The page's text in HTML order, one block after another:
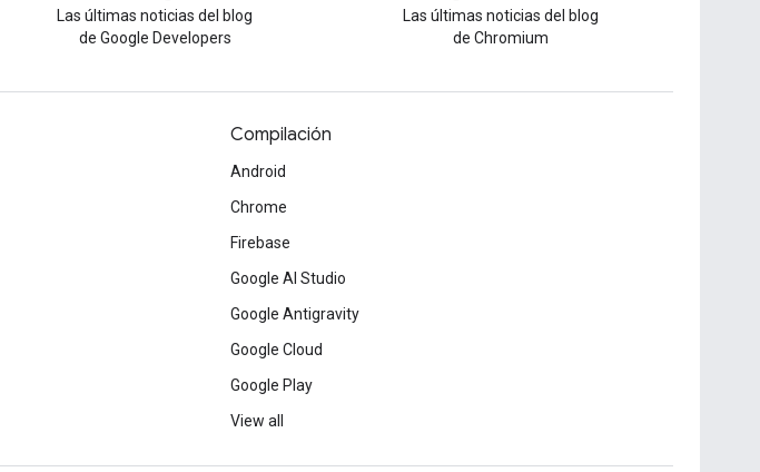
Las últimas noticias del blog
de Google Developers
Las últimas noticias del blog
de Chromium
Compilación
Android
Chrome
Firebase
Google AI Studio
Google Antigravity
Google Cloud
Google Play
View all